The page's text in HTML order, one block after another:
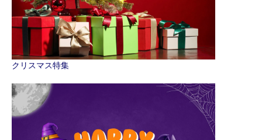
クリスマス特集